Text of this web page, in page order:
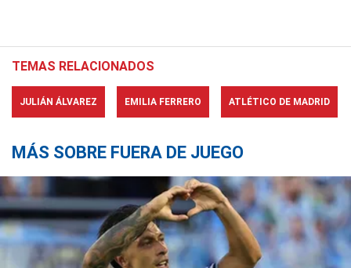
TEMAS RELACIONADOS
JULIÁN ÁLVAREZ EMILIA FERRERO ATLÉTICO DE MADRID
MÁS SOBRE FUERA DE JUEGO